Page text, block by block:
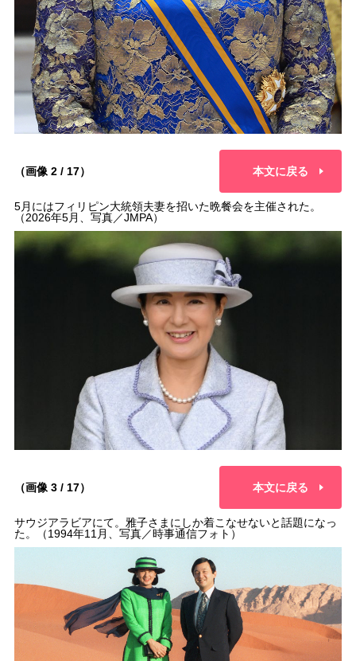
（画像 2 / 17） 本文に戻る
5月にはフィリピン大統領夫妻を招いた晩餐会を主催された。
（2026年5月、写真／JMPA）
（画像 3 / 17） 本文に戻る
サウジアラビアにて。雅子さまにしか着こなせないと話題になっ
た。（1994年11月、写真／時事通信フォト）